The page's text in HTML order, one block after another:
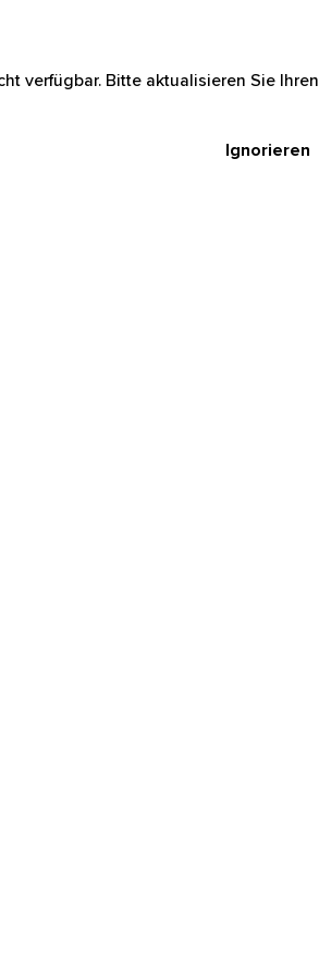
verfügbar. Bitte aktualisieren Sie Ihren
Ignorieren